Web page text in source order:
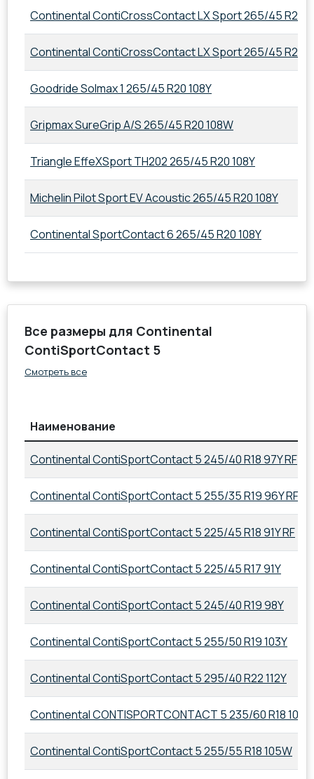
Continental ContiCrossContact LX Sport 265/45 R20
Continental ContiCrossContact LX Sport 265/45 R20
Goodride Solmax 1 265/45 R20 108Y
Gripmax SureGrip A/S 265/45 R20 108W
Triangle EffeXSport TH202 265/45 R20 108Y
Michelin Pilot Sport EV Acoustic 265/45 R20 108Y
Continental SportContact 6 265/45 R20 108Y
Все размеры для Continental
ContiSportContact 5
Смотреть все
Наименование
Continental ContiSportContact 5 245/40 R18 97Y RF
Continental ContiSportContact 5 255/35 R19 96Y RF
Continental ContiSportContact 5 225/45 R18 91Y RF
Continental ContiSportContact 5 225/45 R17 91Y
Continental ContiSportContact 5 245/40 R19 98Y
Continental ContiSportContact 5 255/50 R19 103Y
Continental ContiSportContact 5 295/40 R22 112Y
Continental CONTISPORTCONTACT 5 235/60 R18
Continental ContiSportContact 5 255/55 R18 105W